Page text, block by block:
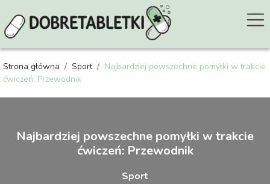
Strona główna / Sport / Najbardziej powszechne pomyłki w trakcie
ćwiczeń: Przewodnik
Najbardziej powszechne pomyłki w trakcie
ćwiczeń: Przewodnik
Sport